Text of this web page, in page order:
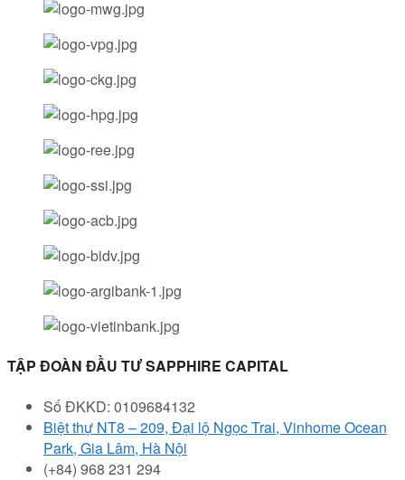
TẬP ĐOÀN ĐẦU TƯ SAPPHIRE CAPITAL
Số ĐKKD: 0109684132
Biệt thự NT8 – 209, Đại lộ Ngọc Trai, Vinhome Ocean
Park, Gia Lâm, Hà Nội
(+84) 968 231 294